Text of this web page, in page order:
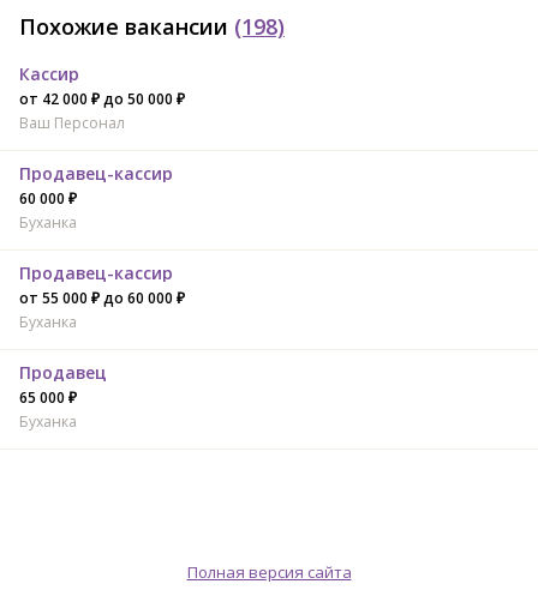
Похожие вакансии (198)
Кассир
от 42 000 ₽ до 50 000 ₽
Ваш Персонал
Продавец-кассир
60 000 ₽
Буханка
Продавец-кассир
от 55 000 ₽ до 60 000 ₽
Буханка
Продавец
65 000 ₽
Буханка
Полная версия сайта